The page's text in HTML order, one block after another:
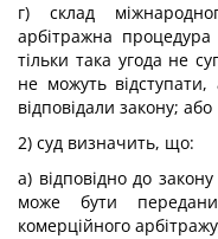
г) склад
арбітражна процедура
тільки така угода не
не можуть відступати,
відповідали закону; або
2) суд визначить, що:
а) відповідно до
може бути
комерційного